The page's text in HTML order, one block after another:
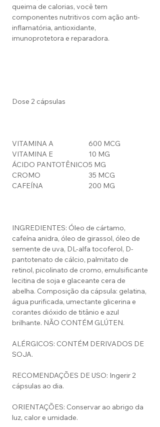
queima de calorias, você tem
componentes nutritivos com ação anti-
inflamatória, antioxidante,
imunoprotetora e reparadora.
Dose 2 cápsulas
VITAMINA A
600 MCG
VITAMINA E
10 MG
ÁCIDO PANTOTÊNICO5 MG
CROMO
35 MCG
CAFEÍNA
200 MG
INGREDIENTES: Óleo de cártamo,
cafeína anidra, óleo de girassol, óleo de
semente de uva, DL-alfa tocoferol, D-
pantotenato de cálcio, palmitato de
retinol, picolinato de cromo, emulsificante
lecitina de soja e glaceante cera de
abelha. Composição da cápsula: gelatina,
água purificada, umectante glicerina e
corantes dióxido de titânio e azul
brilhante. NÃO CONTÉM GLÚTEN.
ALÉRGICOS: CONTÉM DERIVADOS DE
SOJA.
RECOMENDAÇÕES DE USO: Ingerir 2
cápsulas ao dia.
ORIENTAÇÕES: Conservar ao abrigo da
luz, calor e umidade.